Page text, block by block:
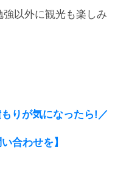
強以外に観光も楽しみ
りが気になったら!／
合わせを】